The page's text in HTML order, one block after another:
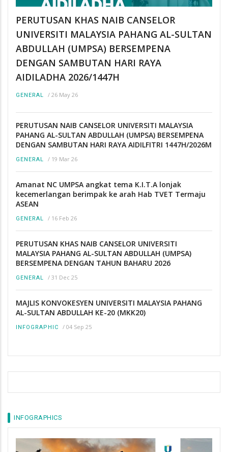
PERUTUSAN KHAS NAIB CANSELOR
UNIVERSITI MALAYSIA PAHANG AL-SULTAN
ABDULLAH (UMPSA) BERSEMPENA
DENGAN SAMBUTAN HARI RAYA
AIDILADHA 2026/1447H
GENERAL / 26 May 26
PERUTUSAN NAIB CANSELOR UNIVERSITI MALAYSIA
PAHANG AL-SULTAN ABDULLAH (UMPSA) BERSEMPENA
DENGAN SAMBUTAN HARI RAYA AIDILFITRI 1447H/2026M
GENERAL / 19 Mar 26
Amanat NC UMPSA angkat tema K.I.T.A lonjak
kecemerlangan berimpak ke arah Hab TVET Termaju
ASEAN
GENERAL / 16 Feb 26
PERUTUSAN KHAS NAIB CANSELOR UNIVERSITI
MALAYSIA PAHANG AL-SULTAN ABDULLAH (UMPSA)
BERSEMPENA DENGAN TAHUN BAHARU 2026
GENERAL / 31 Dec 25
MAJLIS KONVOKESYEN UNIVERSITI MALAYSIA PAHANG
AL-SULTAN ABDULLAH KE-20 (MKK20)
INFOGRAPHIC / 04 Sep 25
INFOGRAPHICS